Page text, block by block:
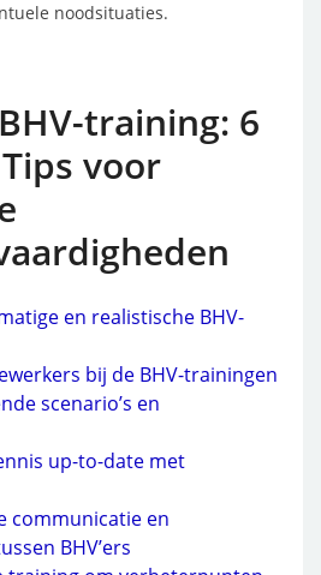
noodsituaties.
training: 6
voor
en realistische BHV-
bij de BHV-trainingen
scenario’s en
up-to-date met
communicatie en
BHV’ers